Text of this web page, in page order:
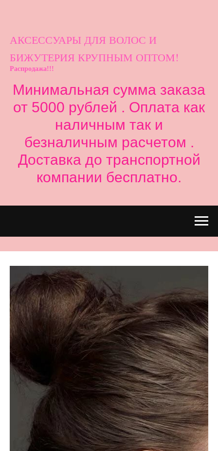
АКСЕССУАРЫ ДЛЯ ВОЛОС И
БИЖУТЕРИЯ КРУПНЫМ ОПТОМ!
Распродажа!!!
Минимальная сумма заказа
от 5000 рублей . Оплата как
наличным так и
безналичным расчетом .
Доставка до транспортной
компании бесплатно.